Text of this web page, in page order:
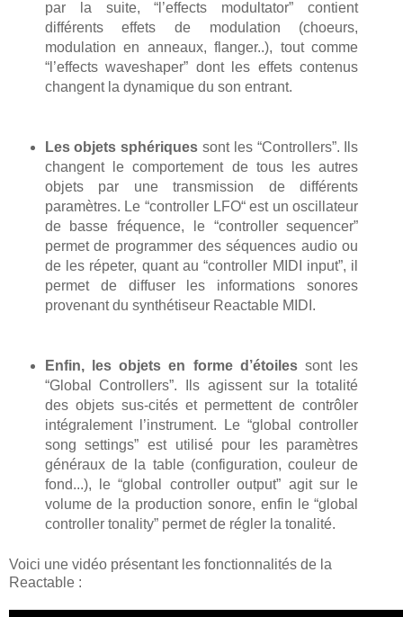
par la suite, “l’effects modultator” contient
différents effets de modulation (choeurs,
modulation en anneaux, flanger..), tout comme
“l’effects waveshaper” dont les effets contenus
changent la dynamique du son entrant.
Les objets sphériques sont les “Controllers”. Ils
changent le comportement de tous les autres
objets par une transmission de différents
paramètres. Le “controller LFO“ est un oscillateur
de basse fréquence, le “controller sequencer”
permet de programmer des séquences audio ou
de les répeter, quant au “controller MIDI input”, il
permet de diffuser les informations sonores
provenant du synthétiseur Reactable MIDI.
Enfin, les objets en forme d’étoilessont les
“Global Controllers”. Ils agissent sur la totalité
des objets sus-cités et permettent de contrôler
intégralement l’instrument. Le “global controller
song settings” est utilisé pour les paramètres
généraux de la table (configuration, couleur de
fond...), le “global controller output” agit sur le
volume de la production sonore, enfin le “global
controller tonality” permet de régler la tonalité.
Voici une vidéo présentant les fonctionnalités de la
Reactable :